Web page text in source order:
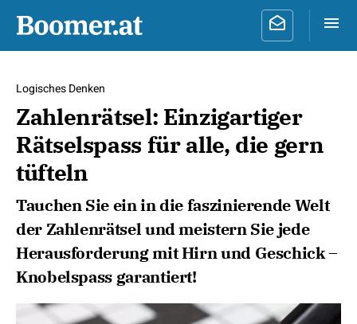
Logisches Denken
Zahlenrätsel: Einzigartiger
Rätselspass für alle, die gern
tüfteln
Tauchen Sie ein in die faszinierende Welt
der Zahlenrätsel und meistern Sie jede
Herausforderung mit Hirn und Geschick –
Knobelspass garantiert!